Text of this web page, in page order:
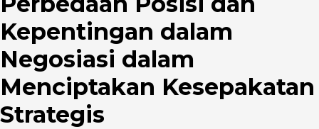
Kepentingan dalam
Negosiasi dalam
Menciptakan Kesepakatan
Strategis